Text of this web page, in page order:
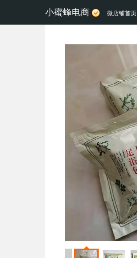
小蜜蜂电商 微店铺首页